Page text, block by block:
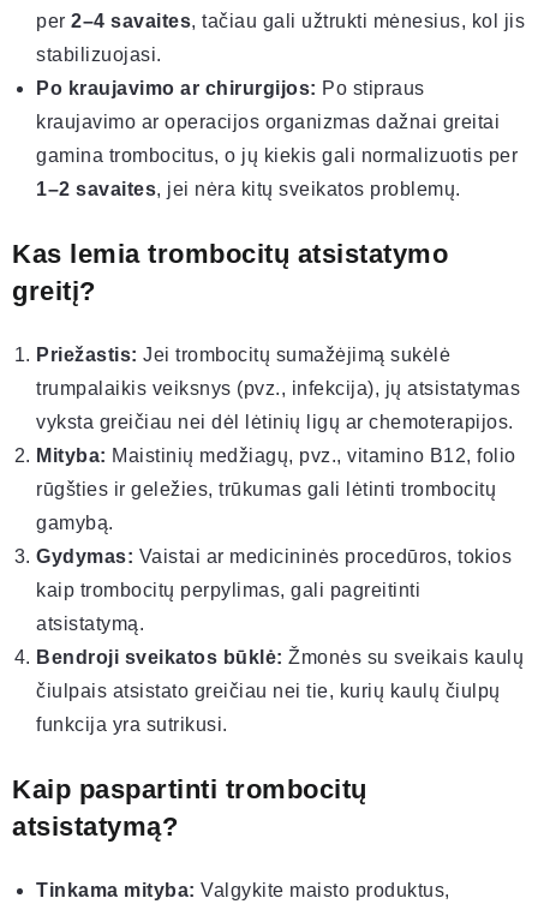
per 2–4 savaites, tačiau gali užtrukti mėnesius, kol jis
stabilizuojasi.
Po kraujavimo ar chirurgijos: Po stipraus
kraujavimo ar operacijos organizmas dažnai greitai
gamina trombocitus, o jų kiekis gali normalizuotis per
1–2 savaites, jei nėra kitų sveikatos problemų.
Kas lemia trombocitų atsistatymo
greitį?
Priežastis: Jei trombocitų sumažėjimą sukėlė
trumpalaikis veiksnys (pvz., infekcija), jų atsistatymas
vyksta greičiau nei dėl lėtinių ligų ar chemoterapijos.
Mityba: Maistinių medžiagų, pvz., vitamino B12, folio
rūgšties ir geležies, trūkumas gali lėtinti trombocitų
gamybą.
Gydymas: Vaistai ar medicininės procedūros, tokios
kaip trombocitų perpylimas, gali pagreitinti
atsistatymą.
Bendroji sveikatos būklė: Žmonės su sveikais kaulų
čiulpais atsistato greičiau nei tie, kurių kaulų čiulpų
funkcija yra sutrikusi.
Kaip paspartinti trombocitų
atsistatymą?
Tinkama mityba: Valgykite maisto produktus,